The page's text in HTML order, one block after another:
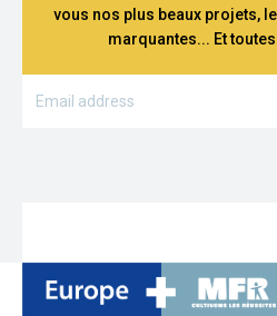
vous nos plus beaux projets,
marquantes... Et